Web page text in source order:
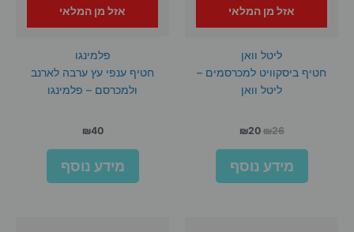
אזל מן המלאי
ליטל וואן
חטיף ביסקוויט למכרסמים –
ליטל וואן
₪26
המחיר
₪26.
₪20
₪20.מידע נוסף
אזל מן המלאי
פלמינגו
חטיף ענפי עץ ערבה לארנב
ולמכרסם – פלמינגו
₪40
מידע נוסף